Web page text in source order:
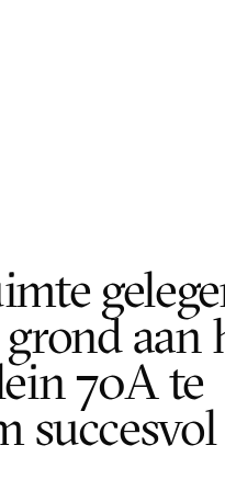
grond aan
70A te
succesvol